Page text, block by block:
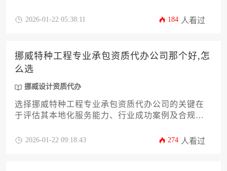
维度系统解析筛选标准，涵盖法规适应性、生态可
2026-01-22 05:38:11 184 人看过
挪威特种工程专业承包资质代办公司那个好,怎
么选
挪威设计资质代办
选择挪威特种工程专业承包资质代办公司的关键在
于评估其本地化服务能力、行业成功案例及合规操
威特种工程法规体系的服务商。
2026-01-22 09:18:43 274 人看过